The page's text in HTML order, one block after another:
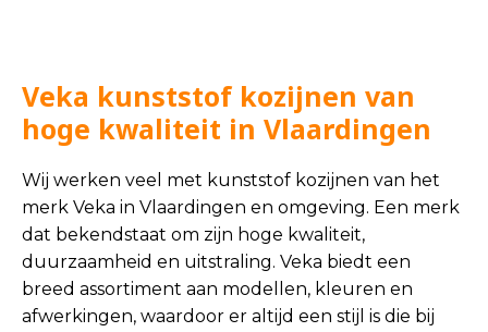
Veka kunststof kozijnen van
hoge kwaliteit in Vlaardingen
Wij werken veel met kunststof kozijnen van het
merk Veka in Vlaardingen en omgeving. Een merk
dat bekendstaat om zijn hoge kwaliteit,
duurzaamheid en uitstraling. Veka biedt een
breed assortiment aan modellen, kleuren en
afwerkingen, waardoor er altijd een stijl is die bij